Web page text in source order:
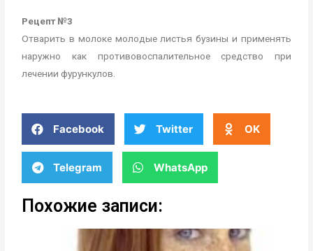
Рецепт №3
Отварить в молоке молодые листья бузины и применять
наружно как противовоспалительное средство при
лечении фурункулов.
Facebook Twitter OK
Telegram WhatsApp
Похожие записи: